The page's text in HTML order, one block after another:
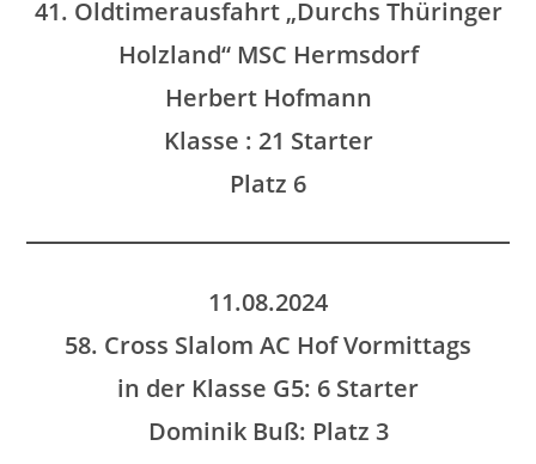
41. Oldtimerausfahrt „Durchs Thüringer
Holzland“ MSC Hermsdorf
Herbert Hofmann
Klasse : 21 Starter
Platz 6
11.08.2024
58. Cross Slalom AC Hof Vormittags
in der Klasse G5: 6 Starter
Dominik Buß: Platz 3